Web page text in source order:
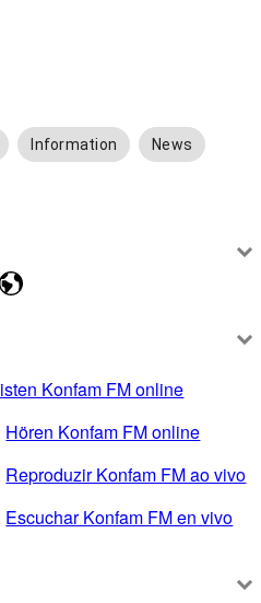
Information News
Konfam FM online
Hören Konfam FM online
Reproduzir Konfam FM ao vivo
Escuchar Konfam FM en vivo